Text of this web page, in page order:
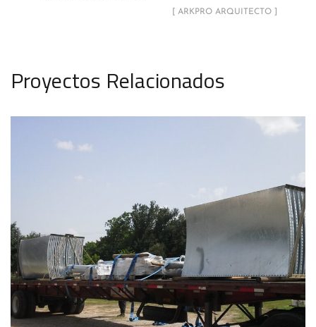
[ ARKPRO ARQUITECTO ]
Proyectos Relacionados
Importacion y envio de tanques
atornillados
ARKPRO ARQUITECTO